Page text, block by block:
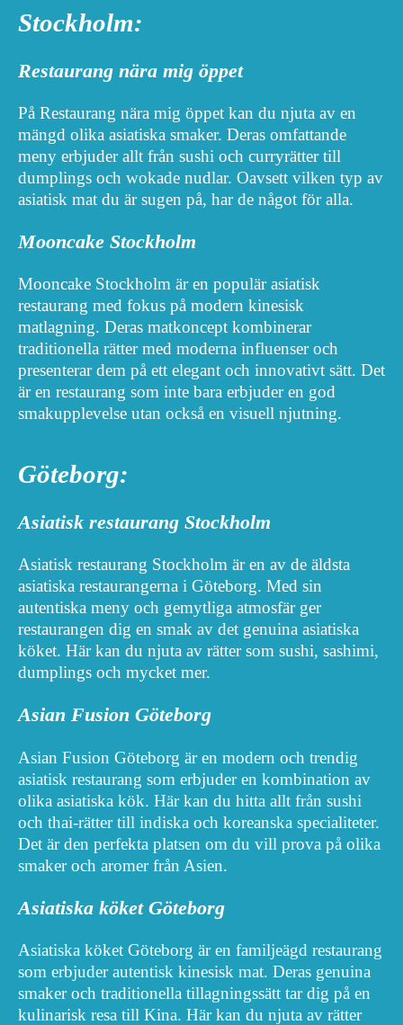
Stockholm:
Restaurang nära mig öppet
På Restaurang nära mig öppet kan du njuta av en
mängd olika asiatiska smaker. Deras omfattande
meny erbjuder allt från sushi och curryrätter till
dumplings och wokade nudlar. Oavsett vilken typ av
asiatisk mat du är sugen på, har de något för alla.
Mooncake Stockholm
Mooncake Stockholm är en populär asiatisk
restaurang med fokus på modern kinesisk
matlagning. Deras matkoncept kombinerar
traditionella rätter med moderna influenser och
presenterar dem på ett elegant och innovativt sätt. Det
är en restaurang som inte bara erbjuder en god
smakupplevelse utan också en visuell njutning.
Göteborg:
Asiatisk restaurang Stockholm
Asiatisk restaurang Stockholm är en av de äldsta
asiatiska restaurangerna i Göteborg. Med sin
autentiska meny och gemytliga atmosfär ger
restaurangen dig en smak av det genuina asiatiska
köket. Här kan du njuta av rätter som sushi, sashimi,
dumplings och mycket mer.
Asian Fusion Göteborg
Asian Fusion Göteborg är en modern och trendig
asiatisk restaurang som erbjuder en kombination av
olika asiatiska kök. Här kan du hitta allt från sushi
och thai-rätter till indiska och koreanska specialiteter.
Det är den perfekta platsen om du vill prova på olika
smaker och aromer från Asien.
Asiatiska köket Göteborg
Asiatiska köket Göteborg är en familjeägd restaurang
som erbjuder autentisk kinesisk mat. Deras genuina
smaker och traditionella tillagningssätt tar dig på en
kulinarisk resa till Kina. Här kan du njuta av rätter